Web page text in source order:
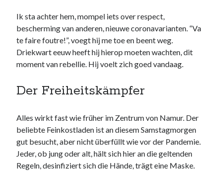
Svante de Graaff schrijft en doet aan internationale betrekkingen door
Ik sta achter hem, mompel iets over respect,
bescherming van anderen, nieuwe coronavarianten. “Va
te faire foutre!”, voegt hij me toe en beent weg.
Driekwart eeuw heeft hij hierop moeten wachten, dit
moment van rebellie. Hij voelt zich goed vandaag.
Der Freiheitskämpfer
Alles wirkt fast wie früher im Zentrum von Namur. Der
beliebte Feinkostladen ist an diesem Samstagmorgen
gut besucht, aber nicht überfüllt wie vor der Pandemie.
Jeder, ob jung oder alt, hält sich hier an die geltenden
Regeln, desinfiziert sich die Hände, trägt eine Maske.